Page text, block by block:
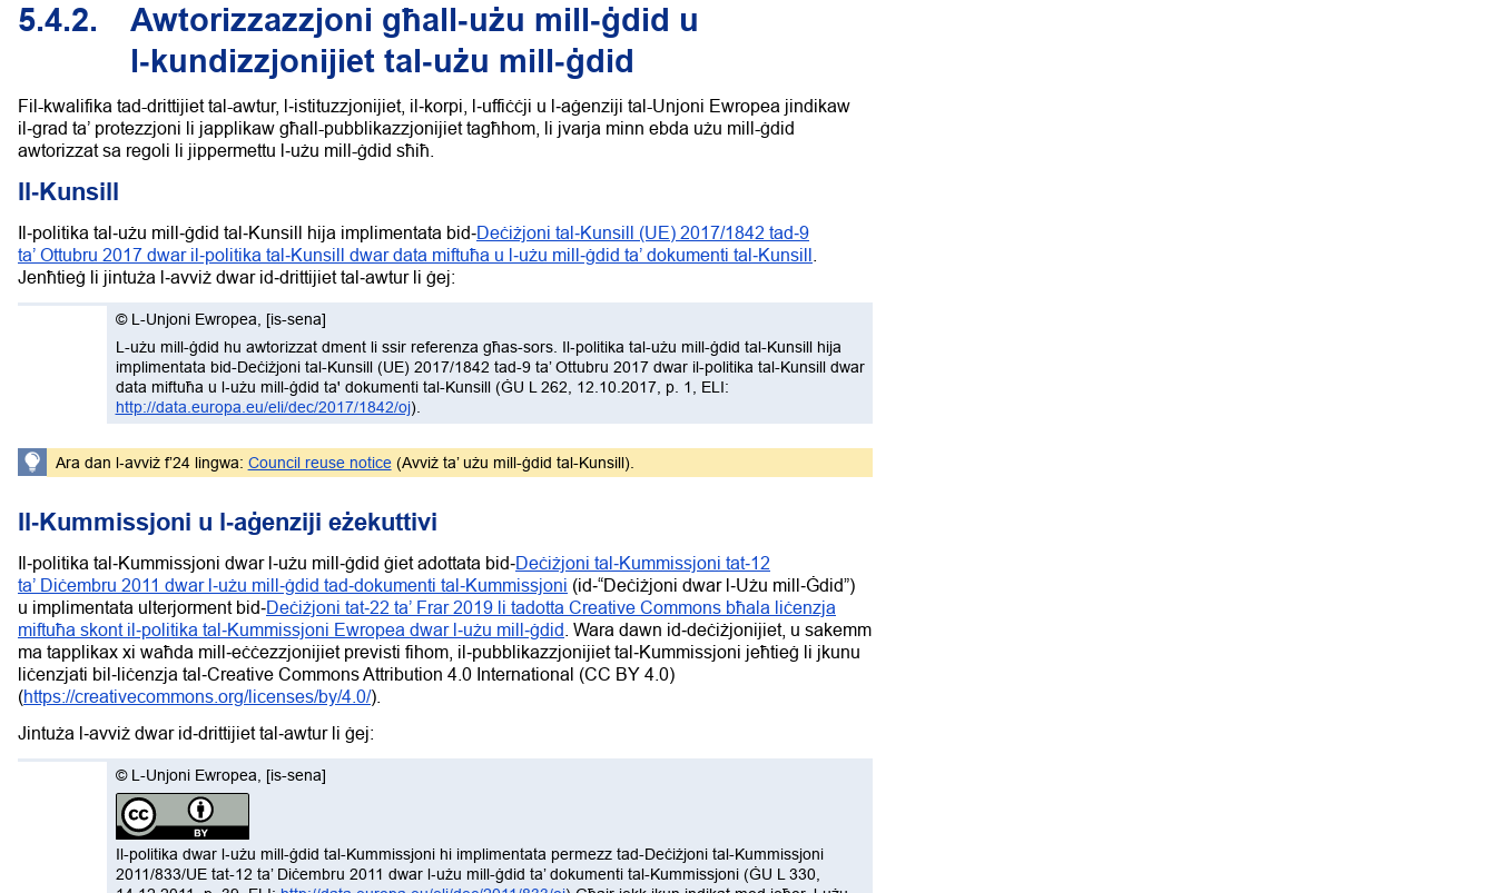
5.4.2.
Awtorizzazzjoni għall‑użu mill‑ġdid u
l‑kundizzjonijiet tal‑użu mill‑ġdid
Fil-kwalifika tad-drittijiet tal-awtur, l‑istituzzjonijiet, il‑korpi, l‑uffiċċji u l‑aġenziji tal-Unjoni Ewropea jindikaw
il‑grad ta’ protezzjoni li japplikaw għall-pubblikazzjonijiet tagħhom, li jvarja minn ebda użu mill-ġdid
awtorizzat sa regoli li jippermettu l‑użu mill-ġdid sħiħ.
Il‑Kunsill
Il‑politika tal‑użu mill‑ġdid tal‑Kunsill hija implimentata bid‑Deċiżjoni tal‑Kunsill (UE) 2017/1842 tad‑9
ta’ Ottubru 2017 dwar il‑politika tal‑Kunsill dwar data miftuħa u l‑użu mill‑ġdid ta’ dokumenti tal‑Kunsill
Jenħtieġ li jintuża l‑avviż dwar id‑drittijiet tal‑awtur li ġej:
© L-Unjoni Ewropea
[is-sena]
L-użu mill-ġdid hu awtorizzat dment li ssir referenza għas-sors. Il‑politika tal-użu mill-ġdid tal-Kunsill hija
implimentata bid-Deċiżjoni tal-Kunsill (UE) 2017/1842 tad-9 ta’ Ottubru 2017 dwar il-politika tal-Kunsill dwar
data miftuħa u l‑użu mill-ġdid ta' dokumenti tal-Kunsill (ĠU L 262, 12.10.2017, p. 1, ELI:
http://data.europa.eu/eli/dec/2017/1842/oj).
Ara dan l‑avviż f’24 lingwa: Council reuse notice(Avviż ta’ użu mill-ġdid tal-Kunsill).
Il‑Kummissjoni u l‑aġenziji eżekuttivi
Il‑politika tal‑Kummissjoni dwar l‑użu mill‑ġdid ġiet adottata bid‑Deċiżjoni tal‑Kummissjoni tat‑12
ta’ Diċembru 2011 dwar l‑użu mill‑ġdid tad‑dokumenti tal‑Kummissjoni (id‑“Deċiżjoni dwar l‑Użu mill‑Ġdid”)
u implimentata ulterjorment bid‑Deċiżjoni tat‑22 ta’ Frar 2019 li tadotta Creative Commons bħala liċenzja
miftuħa skont il‑politika tal‑Kummissjoni Ewropea dwar l‑użu mill‑ġdid . Wara dawn id‑deċiżjonijiet, u sakemm
ma tapplikax xi waħda mill‑eċċezzjonijiet previsti fihom, il‑pubblikazzjonijiet tal‑Kummissjoni jeħtieġ li jkunu
liċenzjati bil‑liċenzja tal‑Creative Commons Attribution 4.0 International (CC BY 4.0)
(https://creativecommons.org/licenses/by/4.0/).
Jintuża l‑avviż dwar id‑drittijiet tal‑awtur li ġej:
© L-Unjoni Ewropea [is-sena]
Il-politika dwar l‑użu mill-ġdid tal-Kummissjoni hi implimentata permezz tad-Deċiżjoni tal-Kummissjoni
2011/833/UE tat-12 ta’ Diċembru 2011 dwar l‑użu mill-ġdid ta’ dokumenti tal-Kummissjoni (ĠU L 330,